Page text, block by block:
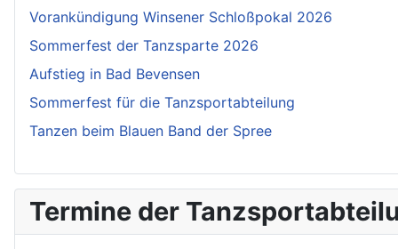
Vorankündigung Winsener Schloßpokal 2026
Sommerfest der Tanzsparte 2026
Aufstieg in Bad Bevensen
Sommerfest für die Tanzsportabteilung
Tanzen beim Blauen Band der Spree
Termine der